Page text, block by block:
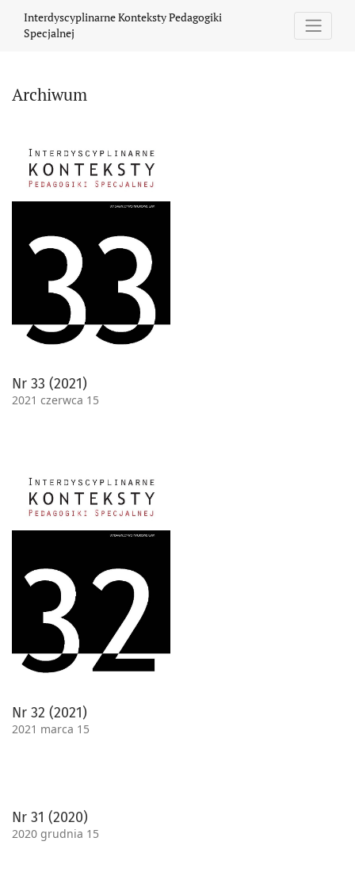
Interdyscyplinarne Konteksty Pedagogiki
Specjalnej
Archiwum
Nr 33 (2021)
2021 czerwca 15
Nr 32 (2021)
2021 marca 15
Nr 31 (2020)
2020 grudnia 15